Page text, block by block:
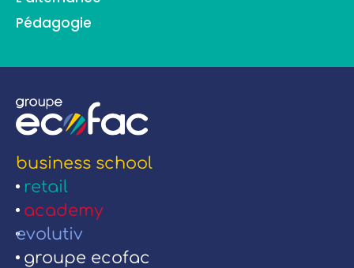
Pédagogie
business school
retail
academy
evolutiv
groupe ecofac